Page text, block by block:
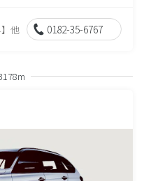
他 0182-35-6767